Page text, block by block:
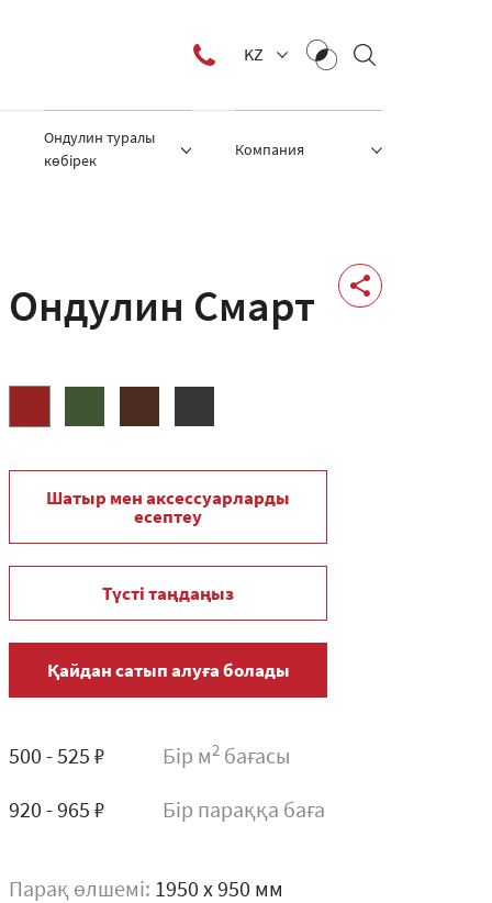
KZ
Ондулин туралы
көбірек
Компания
Ондулин Смарт
Шатыр мен аксессуарларды
есептеу
Түсті таңдаңыз
Қайдан сатып алуға болады
500 - 525 ₽ Бір м2 бағасы
920 - 965 ₽ Бір параққа баға
Парақ өлшемі: 1950 x 950 мм